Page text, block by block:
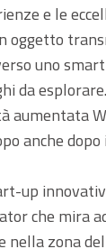
e le
oggetto
uno
da
aumentata
anche
up
che mira
zona